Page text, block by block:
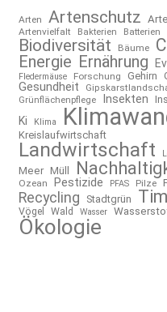
Arten Artenschutz
Artenvielfalt Bakterien Batterien
Biodiversität Bäume
Energie Ernährung
Fledermäuse Forschung Gehirn
Gesundheit
Grünflächenpflege Insekten
Ki Klima
Kreislaufwirtschaft
Landwirtschaft
Meer Müll
Ozean Pestizide PFAS Pilze
Recycling Stadtgrün
Vögel Wald Wasser
Ökologie